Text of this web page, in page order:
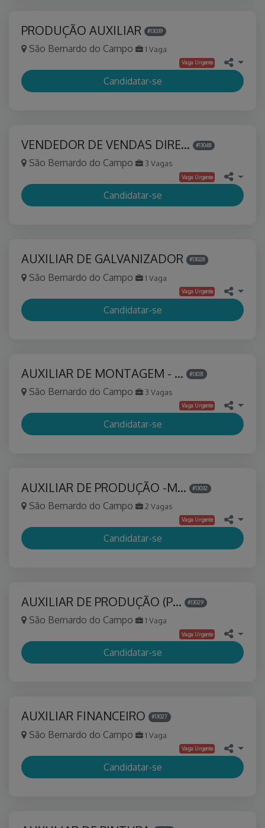
PRODUÇÃO AUXILIAR #13039
São Bernardo do Campo 1 Vaga
Vaga Urgente
Candidatar-se
VENDEDOR DE VENDAS DIRE… #13048
São Bernardo do Campo 3 Vagas
Vaga Urgente
Candidatar-se
AUXILIAR DE GALVANIZADOR #13028
São Bernardo do Campo 1 Vaga
Vaga Urgente
Candidatar-se
AUXILIAR DE MONTAGEM - … #13031
São Bernardo do Campo 3 Vagas
Vaga Urgente
Candidatar-se
AUXILIAR DE PRODUÇÃO -M… #13032
São Bernardo do Campo 2 Vagas
Vaga Urgente
Candidatar-se
AUXILIAR DE PRODUÇÃO (P… #13029
São Bernardo do Campo 1 Vaga
Vaga Urgente
Candidatar-se
AUXILIAR FINANCEIRO #13027
São Bernardo do Campo 1 Vaga
Vaga Urgente
Candidatar-se